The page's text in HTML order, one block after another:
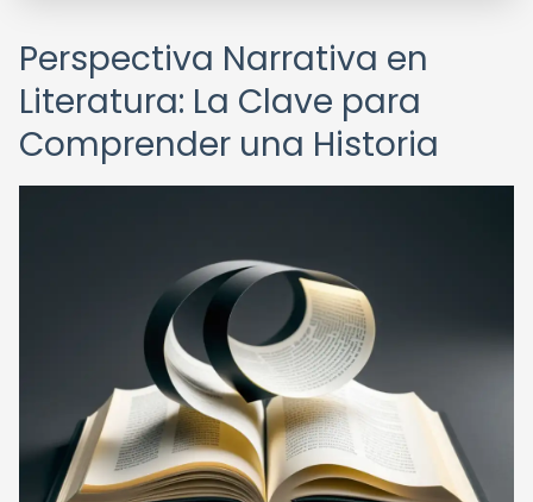
Perspectiva Narrativa en
Literatura: La Clave para
Comprender una Historia